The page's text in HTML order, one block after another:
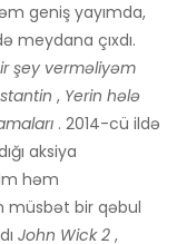
geniş yayımda,
meydana çıxdı.
şey verməliyəm
, Yerin hələ
. 2014-cü ildə
aksiya
həm
müsbət bir qəbul
John Wick 2 ,